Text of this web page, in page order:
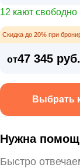
12 кают свободно
Скидка до 20% при
от47 345
Выбрать
Нужна
Быстро